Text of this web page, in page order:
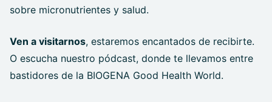
sobre micronutrientes y salud.
Ven a visitarnos, estaremos encantados de recibirte.
O escucha nuestro pódcast, donde te llevamos entre
bastidores de la BIOGENA Good Health World.